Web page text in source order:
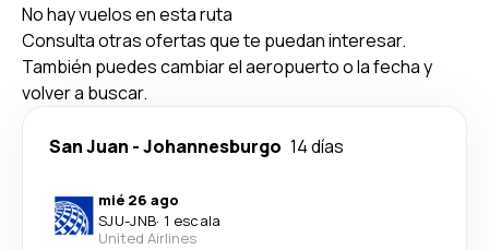
No hay vuelos en esta ruta
Consulta otras ofertas que te puedan interesar.
También puedes cambiar el aeropuerto o la fecha y
volver a buscar.
San Juan -Johannesburgo 14 días
mié 26 ago
SJU-JNB· 1 escala
United Airlines